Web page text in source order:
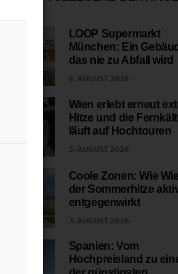
LOOP Supermarkt
München: Ein
das nie zu Abfall wird
6. AUGUST 2026
Wien erlebt erneut
Hitze und die
läuft auf Hochtouren
5. AUGUST 2026
Coole Zonen: Wie
der Sommerhitze
entgegenwirkt
3. AUGUST 2026
Spanien: Vom
Hochpreisland zu